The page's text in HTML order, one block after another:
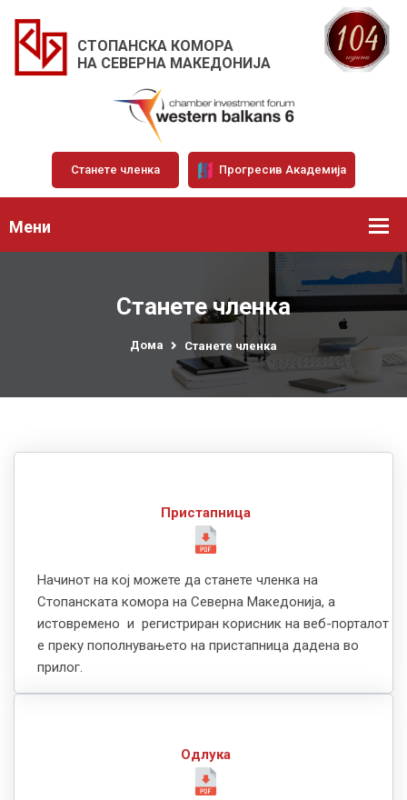
СТОПАНСКА КОМОРА
НА СЕВЕРНА МАКЕДОНИЈА
Станете членка Прогресив Академија
Мени
Станете членка
Дома Станете членка
Пристапница
Начинот на кој можете да станете членка на
Стопанската комора на Северна Македонија, а
истовремено и регистриран корисник на веб-порталот
е преку пополнувањето на пристапница дадена во
прилог.
Одлука